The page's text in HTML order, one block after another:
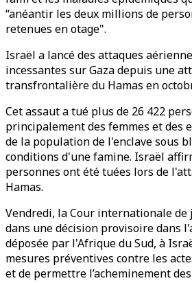
“anéantir les deux millions de
retenues en otage".
Israël a lancé des attaques
incessantes sur Gaza depuis une
transfrontalière du Hamas en
Cet assaut a tué plus de 26 422
principalement des femmes et des
de la population de l'enclave sous
conditions d'une famine. Israël
personnes ont été tuées lors de
Hamas.
Vendredi, la Cour internationale de
dans une décision provisoire dans
déposée par l'Afrique du Sud, à
mesures préventives contre les
et de permettre l’acheminement